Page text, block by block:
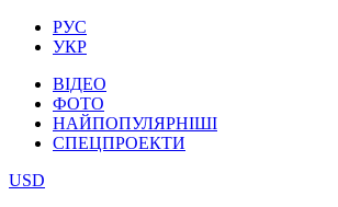
РУС
УКР
ВІДЕО
ФОТО
НАЙПОПУЛЯРНІШІ
СПЕЦПРОЕКТИ
USD